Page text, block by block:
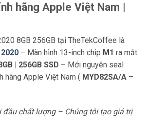
hãng Apple Việt Nam |
8GB 256GB tại TheTekCoffee là
– Màn hình 13-inch chip M1 ra mắt
| 256GB SSD – Mới nguyên seal
hãng Apple Việt Nam ( MYD82SA/A –
đầu chất lượng – Chúng tôi tạo giá trị